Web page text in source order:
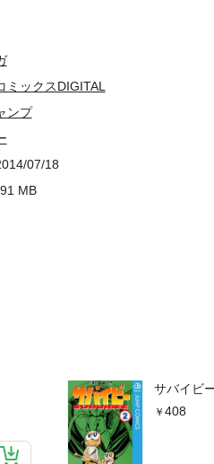
サバイビ
408
ミックスDIGITAL
ンプ
07/18
MB